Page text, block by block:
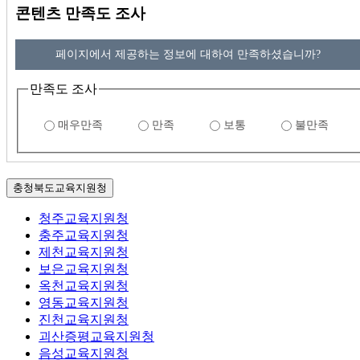
콘텐츠 만족도 조사
페이지에서 제공하는 정보에 대하여 만족하셨습니까?
만족도 조사
매우만족 만족 보통 불만족
충청북도교육지원청
청주교육지원청
충주교육지원청
제천교육지원청
보은교육지원청
옥천교육지원청
영동교육지원청
진천교육지원청
괴산증평교육지원청
음성교육지원청